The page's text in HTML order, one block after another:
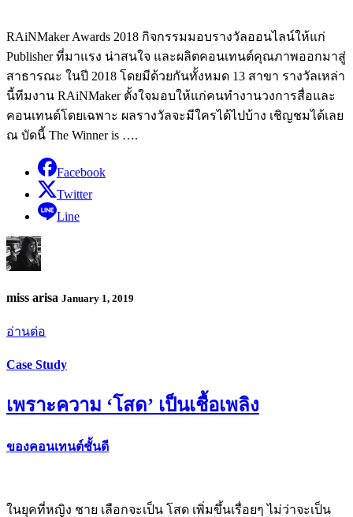
RAiNMaker Awards 2018 กิจกรรมมอบรางวัลออนไลน์ให้แก่
Publisher ที่มาแรง น่าสนใจ และผลิตคอนเทนต์คุณภาพออกมาสู่
สาธารณะ ในปี 2018 โดยมีด้วยกันทั้งหมด 13 สาขา รางวัลเหล่า
นี้ทีมงาน RAiNMaker ตั้งใจมอบให้แก่คนทำงานวงการสื่อและ
คอนเทนต์โดยเฉพาะ ผลรางวัลจะมีใครได้ไปบ้าง เชิญชมได้เลย
ณ บัดนี้ The Winner is ….
Facebook
Twitter
Line
miss arisa January 1, 2019
อ่านต่อ
Case Study
เพราะความ ‘โสด’ เป็นเชื้อเพลิง
ของคอนเทนต์ชั้นดี
ในยุคที่หญิง ชาย เลือกจะเป็น โสด เพิ่มขึ้นเรื่อยๆ ไม่ว่าจะเป็น